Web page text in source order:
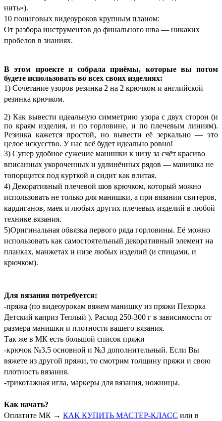
нить»).
10 пошаговых видеоуроков крупным планом:
От разбора инструментов до финального шва — никаких
пробелов в знаниях.
В этом проекте я собрала приёмы, которые вы потом
будете использовать во всех своих изделиях:
1) Сочетание узоров резинка 2 на 2 крючком и английской
резинка крючком.
2) Как вывести идеальную симметрию узора с двух сторон (и
по краям изделия, и по горловине, и по плечевым линиям).
Резинка кажется простой, но вывести её зеркально — это
целое искусство. У нас всё будет идеально ровно!
3) Супер удобное сужение манишки к низу за счёт красиво
вписанных укороченных и удлинённых рядов — манишка не
топорщится под курткой и сидит как влитая.
4) Декоративный плечевой шов крючком, который можно
использовать не только для манишки, а при вязании свитеров,
кардиганов, маек и любых других плечевых изделий в любой
технике вязания.
5)Оригинальная обвязка первого ряда горловины. Её можно
использовать как самостоятельный декоративный элемент на
планках, манжетах и низе любых изделий (и спицами, и
крючком).
Для вязания потребуется:
-пряжа (по видеоурокам вяжем манишку из пряжи Пехорка
Детский каприз Теплый ). Расход 250-300 г в зависимости от
размера манишки и плотности вашего вязания.
Так же в МК есть большой список пряжи
-крючок №3,5 основной и №3 дополнительный. Если Вы
вяжете из другой пряжи, то смотрим толщину пряжи и свою
плотность вязания.
-трикотажная игла, маркеры для вязания, ножницы.
Как начать?
Оплатите МК → КАК КУПИТЬ МАСТЕР-КЛАСС или в